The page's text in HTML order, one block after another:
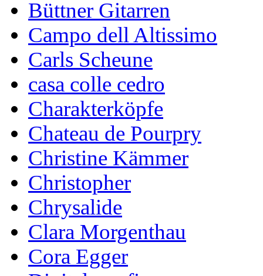
Büttner Gitarren
Campo dell Altissimo
Carls Scheune
casa colle cedro
Charakterköpfe
Chateau de Pourpry
Christine Kämmer
Christopher
Chrysalide
Clara Morgenthau
Cora Egger